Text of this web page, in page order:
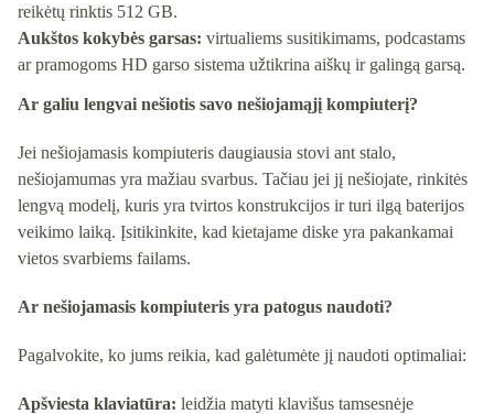
reikėtų rinktis 512 GB.
Aukštos kokybės garsas: virtualiems susitikimams, podcastams
ar pramogoms HD garso sistema užtikrina aiškų ir galingą garsą.
Ar galiu lengvai nešiotis savo nešiojamąjį kompiuterį?
Jei nešiojamasis kompiuteris daugiausia stovi ant stalo,
nešiojamumas yra mažiau svarbus. Tačiau jei jį nešiojate, rinkitės
lengvą modelį, kuris yra tvirtos konstrukcijos ir turi ilgą baterijos
veikimo laiką. Įsitikinkite, kad kietajame diske yra pakankamai
vietos svarbiems failams.
Ar nešiojamasis kompiuteris yra patogus naudoti?
Pagalvokite, ko jums reikia, kad galėtumėte jį naudoti optimaliai:
Apšviesta klaviatūra: leidžia matyti klavišus tamsesnėje